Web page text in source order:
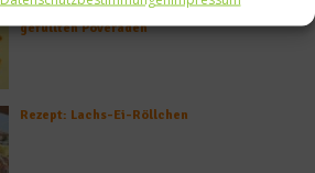
Brotkruste auf Tomatenconfit und
gefüllten Poveraden
Rezept: Lachs-Ei-Röllchen